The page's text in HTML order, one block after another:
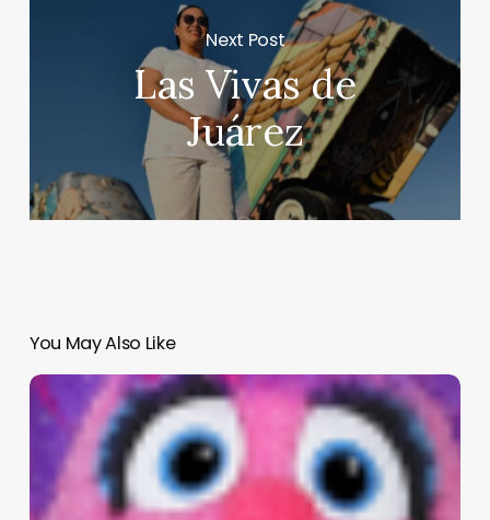
Next Post
Las Vivas de
Juárez
You May Also Like
Adiós
Sésamo